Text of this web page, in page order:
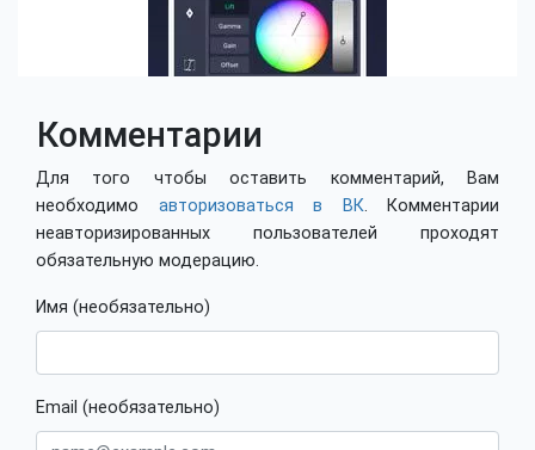
Комментарии
Для того чтобы оставить комментарий, Вам
необходимо авторизоваться в ВК. Комментарии
неавторизированных пользователей проходят
обязательную модерацию.
Имя (необязательно)
Email (необязательно)